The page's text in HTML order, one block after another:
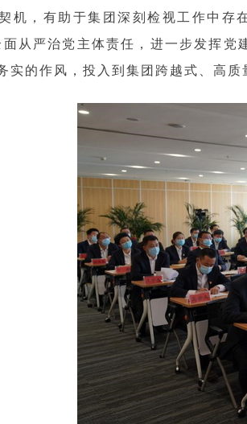
机，有助于集团深刻检视工作中
面从严治党主体责任，进一步发挥
实的作风，投入到集团跨越式、高